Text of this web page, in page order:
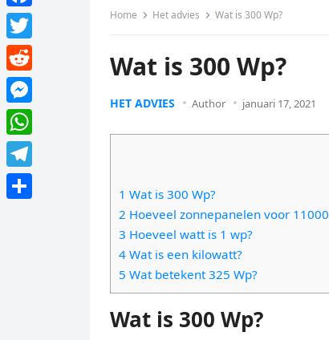
Home Het advies Wat is 300 Wp?
Wat is 300 Wp?
HET ADVIES Author januari 17, 2021
1 Wat is 300 Wp?
2 Hoeveel zonnepanelen voor
3 Hoeveel watt is 1 wp?
4 Wat is een kilowatt?
5 Wat betekent 325 Wp?
Wat is 300 Wp?
F
a
c
e
b
o
o
k
T
w
i
t
t
e
R
e
d
d
M
e
s
s
W
h
a
T